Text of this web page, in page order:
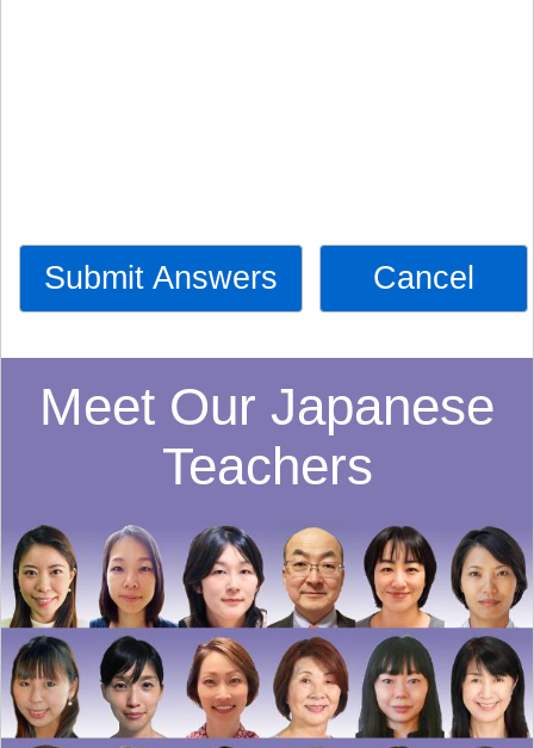
Submit Answers Cancel
Meet Our Japanese
Teachers